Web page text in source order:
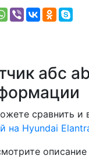
абс
сравнить и
на Hyundai